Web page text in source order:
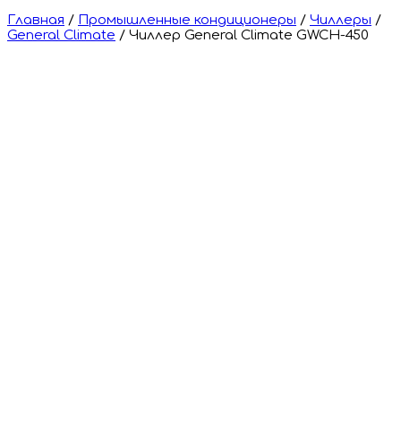
Главная / Промышленные кондиционеры / Чиллеры /
General Climate / Чиллер General Climate GWCH-450